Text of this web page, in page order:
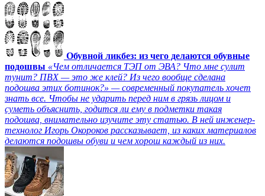
Обувной ликбез: из чего делаются обувные
подошвы «Чем отличается ТЭП от ЭВА? Что мне сулит
тунит? ПВХ — это же клей? Из чего вообще сделана
подошва этих ботинок?» — современный покупатель хочет
знать все. Чтобы не ударить перед ним в грязь лицом и
суметь объяснить, годится ли ему в подметки такая
подошва, внимательно изучите эту статью. В ней инженер-
технолог Игорь Окороков рассказывает, из каких материалов
делаются подошвы обуви и чем хорош каждый из них.